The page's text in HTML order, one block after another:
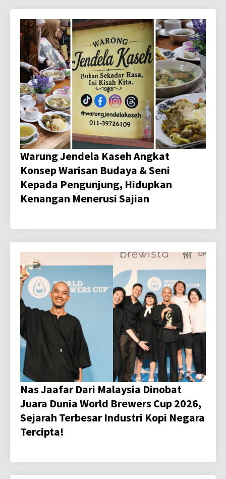
Warung Jendela Kaseh Angkat
Konsep Warisan Budaya & Seni
Kepada Pengunjung, Hidupkan
Kenangan Menerusi Sajian
Nas Jaafar Dari Malaysia Dinobat
Juara Dunia World Brewers Cup 2026,
Sejarah Terbesar Industri Kopi Negara
Tercipta!